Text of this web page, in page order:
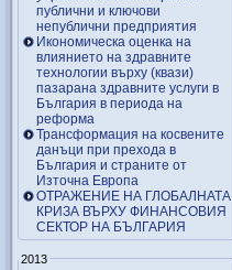
публични и ключови
непублични предприятия
Икономическа оценка на
влиянието на здравните
технологии върху (квази)
пазарана здравните услуги в
България в периода на
реформа
Трансформация на косвените
данъци при прехода в
България и страните от
Източна Европа
ОТРАЖЕНИЕ НА ГЛОБАЛНАТА
КРИЗА ВЪРХУ ФИНАНСОВИЯ
СЕКТОР НА БЪЛГАРИЯ
2013